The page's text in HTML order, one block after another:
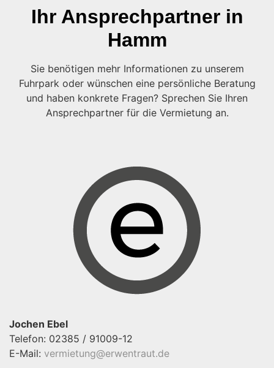
Ihr Ansprechpartner in
Hamm
Sie benötigen mehr Informationen zu unserem
Fuhrpark oder wünschen eine persönliche Beratung
und haben konkrete Fragen? Sprechen Sie Ihren
Ansprechpartner für die Vermietung an.
Jochen Ebel
Telefon: 02385 / 91009-12
E-Mail: vermietung@erwentraut.de